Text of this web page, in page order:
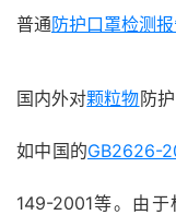
普通防护口罩检测
国内外对颗粒物防
如中国的GB2626-
149-2001等。由